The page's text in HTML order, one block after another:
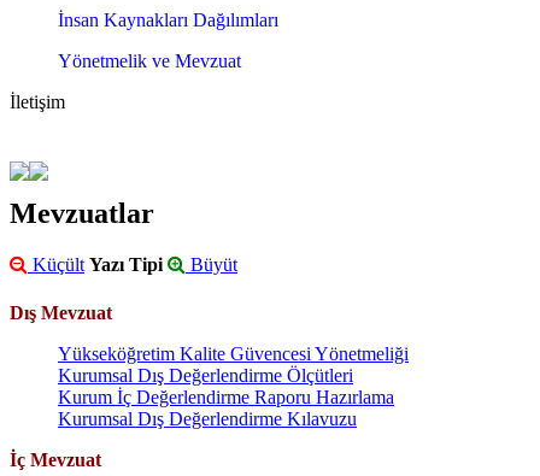
İnsan Kaynakları Dağılımları
Yönetmelik ve Mevzuat
İletişim
Mevzuatlar
Küçült Yazı Tipi Büyüt
Dış Mevzuat
Yükseköğretim Kalite Güvencesi Yönetmeliği
Kurumsal Dış Değerlendirme Ölçütleri
Kurum İç Değerlendirme Raporu Hazırlama
Kurumsal Dış Değerlendirme Kılavuzu
İç Mevzuat